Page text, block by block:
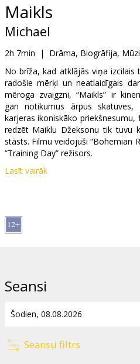
B2B
Kino
Klubs
Maikls
Michael
2h 7min | Drāma, Biogrāfija,
No brīža, kad atklājās viņa izcilais
radošie mērķi un neatlaidīgais
mēroga zvaigzni, “Maikls” ir
gan notikumus ārpus
karjeras ikoniskāko
redzēt Maiklu Džeksonu tik tuvu
stāsts. Filmu veidojuši “Bohemian
“Training Day” režisors.
Filma angļu valodā ar subtitriem
Izplatītājs:
Režisors:
Lasīt vairāk
Seansi
Seansu filtrs